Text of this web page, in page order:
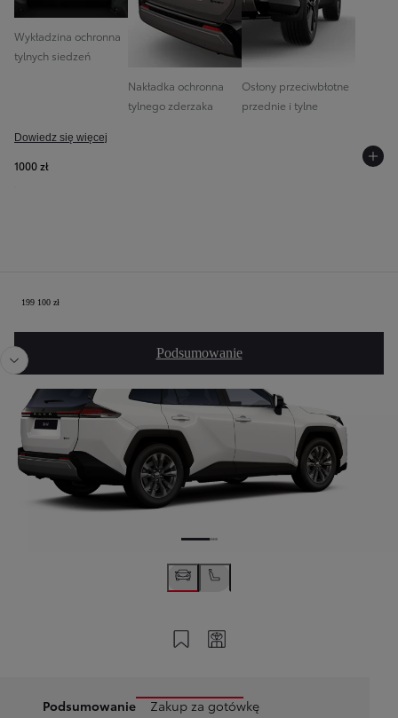
Wykładzina ochronna
tylnych siedzeń
Nakładka ochronna
tylnego zderzaka
Osłony przeciwbłotne
przednie i tylne
Dowiedz się więcej
1000 zł
199 100 zł
Podsumowanie
Twoja konfiguracja
Poprzedni
Zapisz na swoim koncie
Podsumowanie Zakup za gotówkę